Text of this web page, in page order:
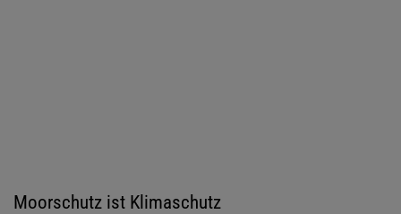
Moorschutz ist Klimaschutz